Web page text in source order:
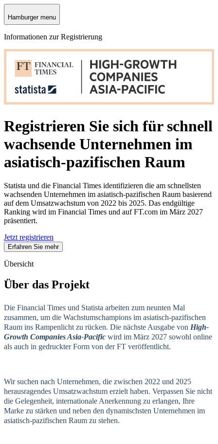
Hamburger menu
Informationen zur Registrierung
Registrieren Sie sich für schnell
wachsende Unternehmen im
asiatisch-pazifischen Raum
Statista und die Financial Times identifizieren die am schnellsten
wachsenden Unternehmen im asiatisch-pazifischen Raum basierend
auf dem Umsatzwachstum von 2022 bis 2025. Das endgültige
Ranking wird im Financial Times und auf FT.com im März 2027
präsentiert.
Jetzt registrieren
Erfahren Sie mehr
Übersicht
Über das Projekt
Die Financial Times und Statista arbeiten zum neunten Mal
zusammen, um die Wachstumschampions im asiatisch-pazifischen
Raum ins Rampenlicht zu rücken. Die nächste Ausgabe von High-
Growth Companies Asia-Pacific wird im März 2027 sowohl online
als auch in gedruckter Form von der FT veröffentlicht.
Wir suchen nach Unternehmen, die zwischen 2022 und 2025
herausragendes Umsatzwachstum erzielt haben. Verpassen Sie nicht
die Gelegenheit, internationale Anerkennung zu erlangen, Ihre
Marke zu stärken und neben den dynamischsten Unternehmen im
asiatisch-pazifischen Raum zu stehen.